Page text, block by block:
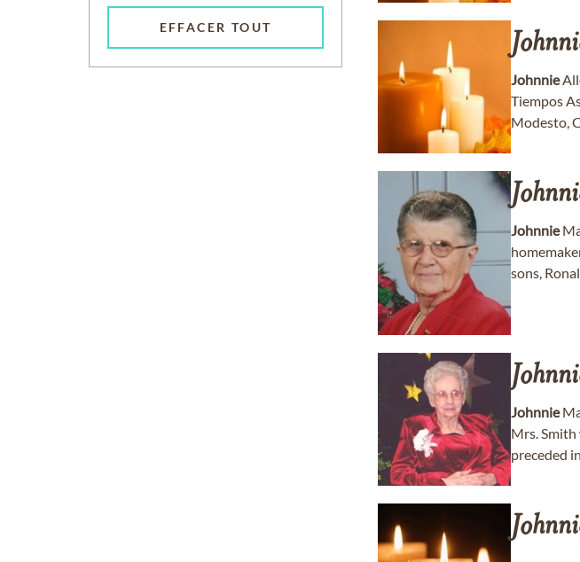
EFFACER TOUT
Johnnie
Tiempos
Modesto,
Johnnie
sons,
Johnnie
Mrs. Smith
preceded